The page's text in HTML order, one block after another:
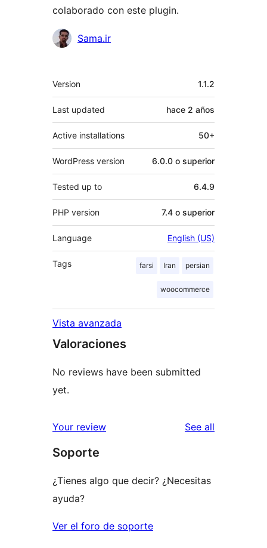
colaborado con este plugin.
Colaboradores
Sama.ir
Meta
Version 1.1.2
Last updated hace 2 años
Active installations 50+
WordPress version 6.0.0 o superior
Tested up to 6.4.9
PHP version 7.4 o superior
Language English (US)
Tags farsi Iran persian
woocommerce
Vista avanzada
Valoraciones
No reviews have been submitted
yet.
Your review See all
Soporte
¿Tienes algo que decir? ¿Necesitas
ayuda?
Ver el foro de soporte